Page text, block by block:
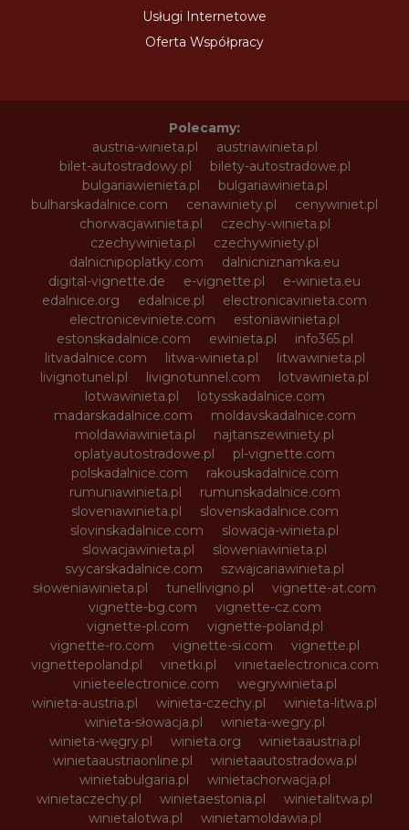
Usługi Internetowe
Oferta Współpracy
Polecamy:
austria-winieta.pl
austriawinieta.pl
bilet-autostradowy.pl
bilety-autostradowe.pl
bulgariawienieta.pl
bulgariawinieta.pl
bulharskadalnice.com
cenawiniety.pl
cenywiniet.pl
chorwacjawinieta.pl
czechy-winieta.pl
czechywinieta.pl
czechywiniety.pl
dalnicnipoplatky.com
dalnicniznamka.eu
digital-vignette.de
e-vignette.pl
e-winieta.eu
edalnice.org
edalnice.pl
electronicavinieta.com
electroniceviniete.com
estoniawinieta.pl
estonskadalnice.com
ewinieta.pl
info365.pl
litvadalnice.com
litwa-winieta.pl
litwawinieta.pl
livignotunel.pl
livignotunnel.com
lotvawinieta.pl
lotwawinieta.pl
lotysskadalnice.com
madarskadalnice.com
moldavskadalnice.com
moldawiawinieta.pl
najtanszewiniety.pl
oplatyautostradowe.pl
pl-vignette.com
polskadalnice.com
rakouskadalnice.com
rumuniawinieta.pl
rumunskadalnice.com
sloveniawinieta.pl
slovenskadalnice.com
slovinskadalnice.com
slowacja-winieta.pl
slowacjawinieta.pl
sloweniawinieta.pl
svycarskadalnice.com
szwajcariawinieta.pl
słoweniawinieta.pl
tunellivigno.pl
vignette-at.com
vignette-bg.com
vignette-cz.com
vignette-pl.com
vignette-poland.pl
vignette-ro.com
vignette-si.com
vignette.pl
vignettepoland.pl
vinetki.pl
vinietaelectronica.com
vinieteelectronice.com
wegrywinieta.pl
winieta-austria.pl
winieta-czechy.pl
winieta-litwa.pl
winieta-słowacja.pl
winieta-wegry.pl
winieta-węgry.pl
winieta.org
winietaaustria.pl
winietaaustriaonline.pl
winietaautostradowa.pl
winietabulgaria.pl
winietachorwacja.pl
winietaczechy.pl
winietaestonia.pl
winietalitwa.pl
winietalotwa.pl
winietamoldawia.pl